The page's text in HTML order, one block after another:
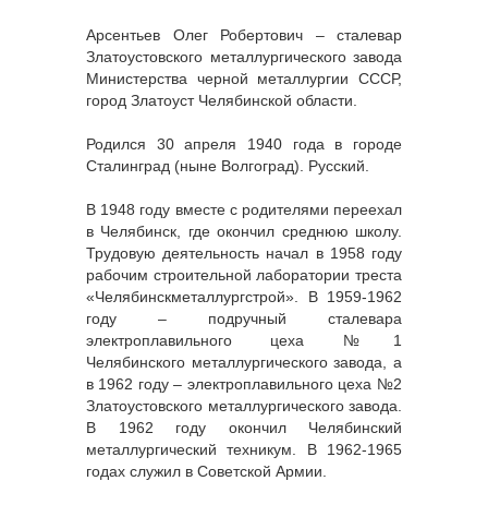
Арсентьев Олег Робертович – сталевар
Златоустовского металлургического завода
Министерства черной металлургии СССР,
город Златоуст Челябинской области.
Родился 30 апреля 1940 года в городе
Сталинград (ныне Волгоград). Русский.
В 1948 году вместе с родителями переехал
в Челябинск, где окончил среднюю школу.
Трудовую деятельность начал в 1958 году
рабочим строительной лаборатории треста
«Челябинскметаллургстрой». В 1959-1962
году – подручный сталевара
электроплавильного цеха №1
Челябинского металлургического завода, а
в 1962 году – электроплавильного цеха №2
Златоустовского металлургического завода.
В 1962 году окончил Челябинский
металлургический техникум. В 1962-1965
годах служил в Советской Армии.